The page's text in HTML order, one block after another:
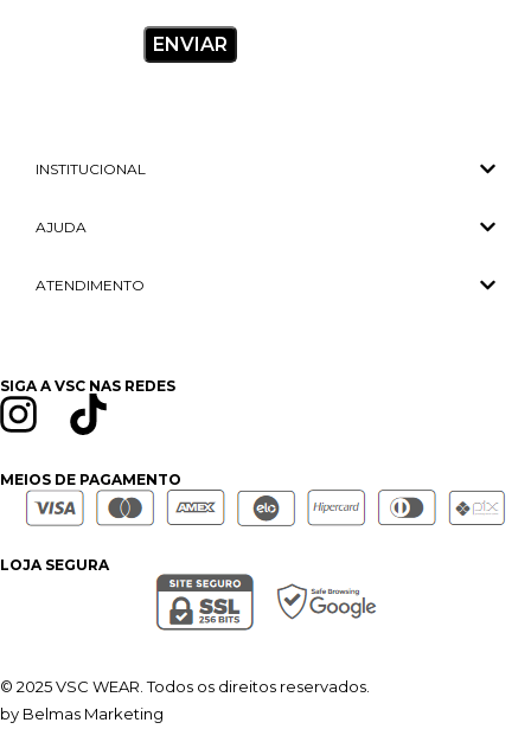
INSTITUCIONAL
AJUDA
ATENDIMENTO
SIGA A VSC NAS REDES
MEIOS DE PAGAMENTO
LOJA SEGURA
© 2025 VSC WEAR. Todos os direitos reservados.
by Belmas Marketing